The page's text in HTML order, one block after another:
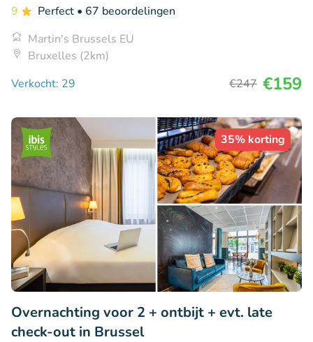
9 Perfect • 67 beoordelingen
Martin's Brussels EU
Bruxelles (2km)
Verkocht: 29
€247 €159
35% korting
Overnachting voor 2 + ontbijt + evt. late
check-out in Brussel